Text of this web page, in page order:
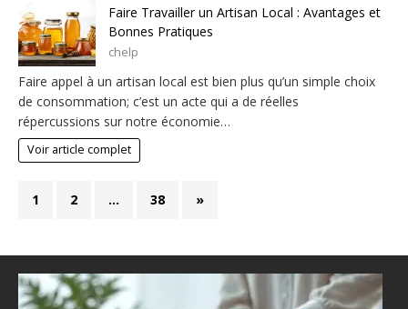
Faire Travailler un Artisan Local : Avantages et
Bonnes Pratiques
chelp
Faire appel à un artisan local est bien plus qu’un simple choix
de consommation; c’est un acte qui a de réelles
répercussions sur notre économie…
Voir article complet
1 2 … 38 »